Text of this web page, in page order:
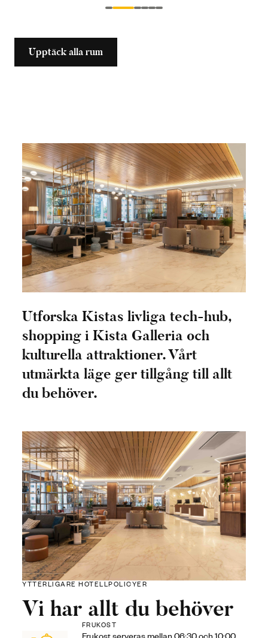
Upptäck alla rum
Utforska Kistas livliga tech-hub,
shopping i Kista Galleria och
kulturella attraktioner. Vårt
utmärkta läge ger tillgång till allt
du behöver.
YTTERLIGARE HOTELLPOLICYER
Vi har allt du behöver
FRUKOST